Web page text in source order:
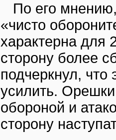
По его
«чисто
характерна для
сторону более
подчеркнул, что
усилить.
обороной и
сторону